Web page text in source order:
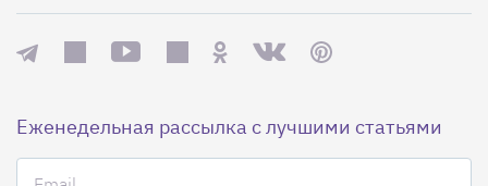
Еженедельная рассылка с лучшими статьями